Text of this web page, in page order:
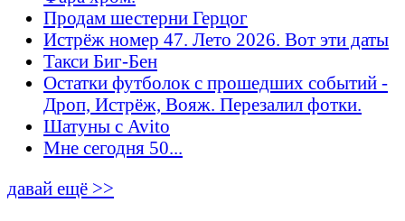
Продам шестерни Герцог
Истрёж номер 47. Лето 2026. Вот эти даты
Такси Биг-Бен
Остатки футболок с прошедших событий -
Дроп, Истрёж, Вояж. Перезалил фотки.
Шатуны с Avito
Мне сегодня 50...
давай ещё >>